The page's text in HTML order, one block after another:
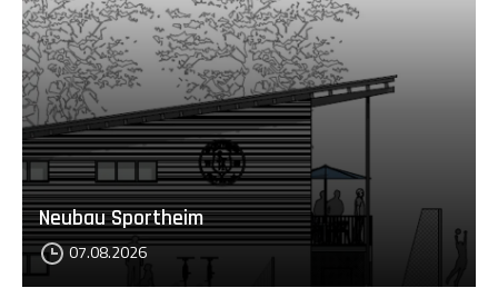
Neubau Sportheim
07.08.2026